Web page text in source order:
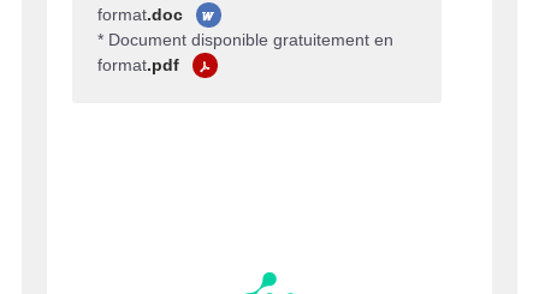
format.doc
* Document disponible gratuitement en
format.pdf